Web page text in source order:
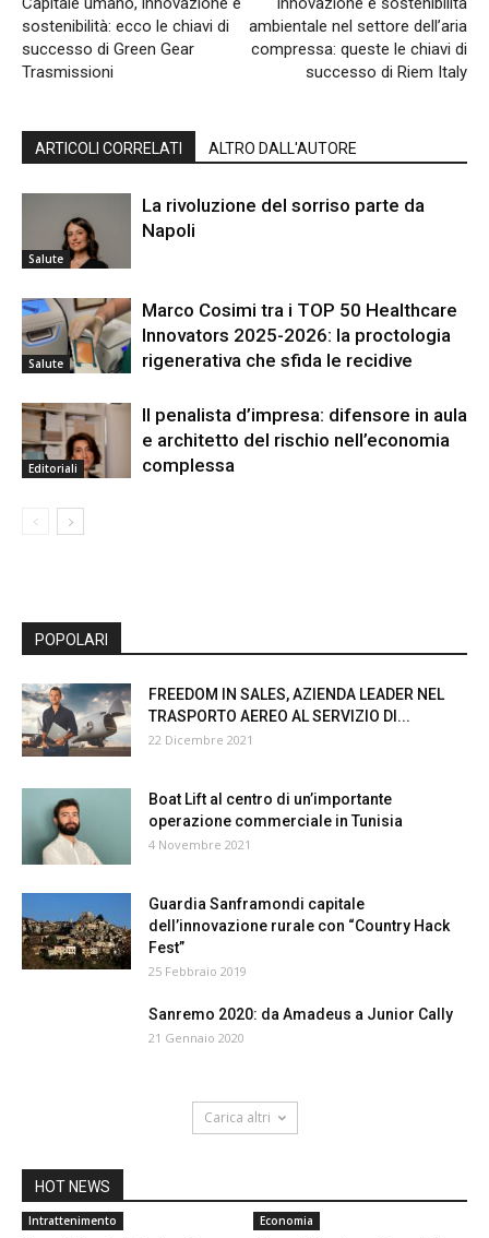
sostenibilità: ecco le chiavi di
successo di Green Gear
Trasmissioni
ambientale nel settore dell’aria
compressa: queste le chiavi di
successo di Riem Italy
ARTICOLI CORRELATI ALTRO DALL'AUTORE
Salute
La rivoluzione del sorriso parte da
Napoli
Salute
Marco Cosimi tra i TOP 50 Healthcare
Innovators 2025-2026: la proctologia
rigenerativa che sfida le recidive
Editoriali
Il penalista d’impresa: difensore in aula
e architetto del rischio nell’economia
complessa
POPOLARI
FREEDOM IN SALES, AZIENDA LEADER NEL
TRASPORTO AEREO AL SERVIZIO DI...
22 Dicembre 2021
Boat Lift al centro di un’importante
operazione commerciale in Tunisia
4 Novembre 2021
Guardia Sanframondi capitale
dell’innovazione rurale con “Country Hack
Fest”
25 Febbraio 2019
Sanremo 2020: da Amadeus a Junior Cally
21 Gennaio 2020
Carica altri
HOT NEWS
Intrattenimento Economia